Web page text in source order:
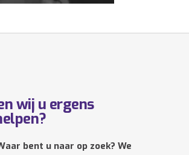
wij u ergens
bent u naar op zoek? We